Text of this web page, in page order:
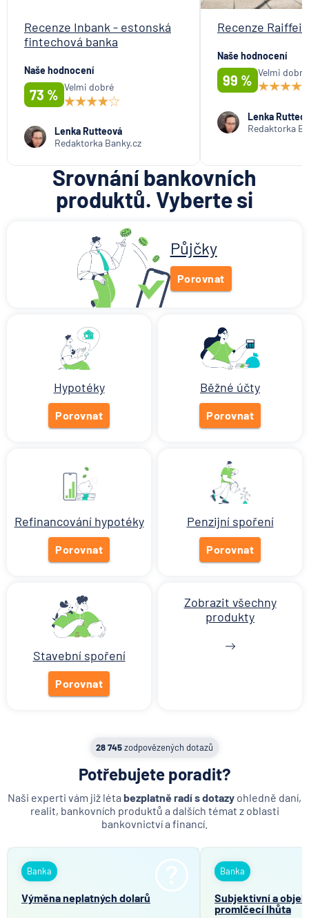
Recenze Inbank - estonská
fintechová banka
Naše hodnocení
73 % Velmi dobré
Lenka Rutteová
Redaktorka Banky.cz
Recenze
Naše hodnocení
99 % Velmi dobré
Lenka
Redaktorka
Srovnání bankovních
produktů. Vyberte si
Půjčky
Porovnat
Hypotéky
Porovnat
Běžné účty
Porovnat
Refinancování hypotéky
Porovnat
Penzijní spoření
Porovnat
Stavební spoření
Porovnat
Zobrazit všechny
produkty
28 745zodpovězených dotazů
Potřebujete poradit?
Naši experti vám již léta bezplatně radí s dotazy ohledně daní,
realit, bankovních produktů a dalších témat z oblasti
bankovnictví a financí.
Banka
Výměna neplatných dolarů
Banka
Subjektivní a
promlčecí lhůta